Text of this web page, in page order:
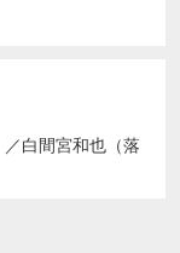
／白間宮和也（落